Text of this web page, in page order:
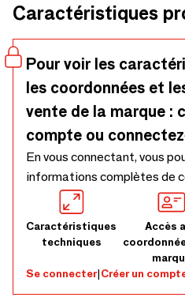
Caractéristiques
Pour voir les
les coordonnées et
vente de la marque :
compte ou
En vous connectant, vous
informations complètes de
Caractéristiques
techniques
Accès
Se connecter|Créer un